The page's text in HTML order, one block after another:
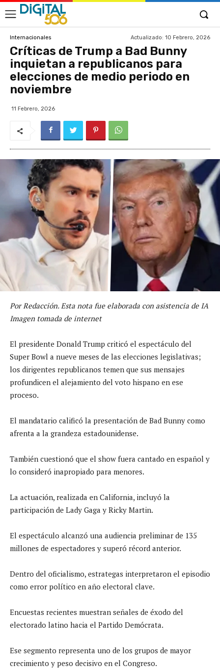
Internacionales Actualizado: 10 Febrero, 2026
Críticas de Trump a Bad Bunny
inquietan a republicanos para
elecciones de medio periodo en
noviembre
11 Febrero, 2026
Por Redacción. Esta nota fue elaborada con asistencia de IA
Imagen tomada de internet
El presidente Donald Trump criticó el espectáculo del
Super Bowl a nueve meses de las elecciones legislativas;
los dirigentes republicanos temen que sus mensajes
profundicen el alejamiento del voto hispano en ese
proceso.
El mandatario calificó la presentación de Bad Bunny como
afrenta a la grandeza estadounidense.
También cuestionó que el show fuera cantado en español y
lo consideró inapropiado para menores.
La actuación, realizada en California, incluyó la
participación de Lady Gaga y Ricky Martin.
El espectáculo alcanzó una audiencia preliminar de 135
millones de espectadores y superó récord anterior.
Dentro del oficialismo, estrategas interpretaron el episodio
como error político en año electoral clave.
Encuestas recientes muestran señales de éxodo del
electorado latino hacia el Partido Demócrata.
Ese segmento representa uno de los grupos de mayor
crecimiento y peso decisivo en el Congreso.